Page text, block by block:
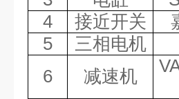
4
接近开关
5
三相电机
6
减速机